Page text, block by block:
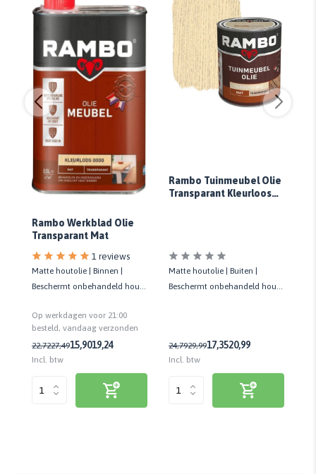
Rambo Werkblad Olie
Transparant Mat
1 reviews
Matte houtolie | Binnen |
Beschermt onbehandeld hout |
Op werkdagen voor 21:00
besteld, vandaag verzonden
22,7227,4915,9019,24
Incl. btw
Rambo Tuinmeubel Olie
Transparant Kleurloos
Matte houtolie | Buiten |
Beschermt onbehandeld hout |
24,7929,9917,3520,99
Incl. btw